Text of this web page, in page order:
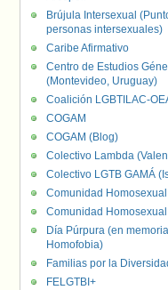
Brújula Intersexual
personas intersexuales)
Caribe Afirmativo
Centro de Estudios
(Montevideo, Uruguay)
Coalición LGBTILAC-
COGAM
COGAM (Blog)
Colectivo Lambda
Colectivo LGTB GAMÁ
Comunidad
Comunidad
Día Púrpura (en
Homofobia)
Familias por la
FELGTBI+